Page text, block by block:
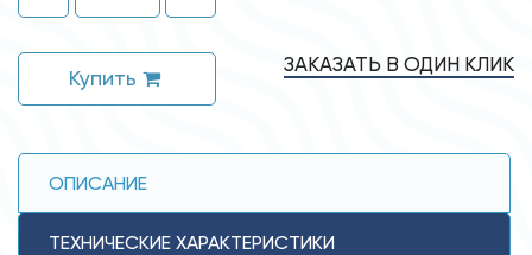
Купить
ЗАКАЗАТЬ В ОДИН КЛИК
ОПИСАНИЕ
ТЕХНИЧЕСКИЕ ХАРАКТЕРИСТИКИ